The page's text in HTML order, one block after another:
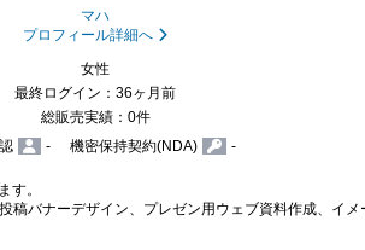
マハ
プロフィール詳細へ
女性
最終ログイン：36ヶ月前
総販売実績：0件
- 機密保持契約(NDA) -
す。
バナーデザイン、プレゼン用ウェブ資料作成、イ